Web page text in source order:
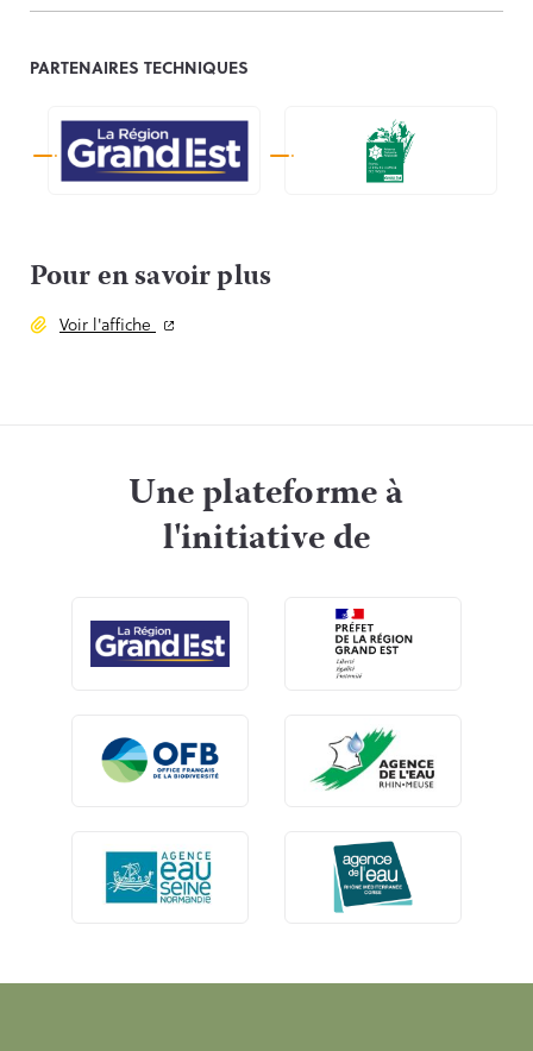
PARTENAIRES TECHNIQUES
Pour en savoir plus
Voir l'affiche
Une plateforme à
l'initiative de